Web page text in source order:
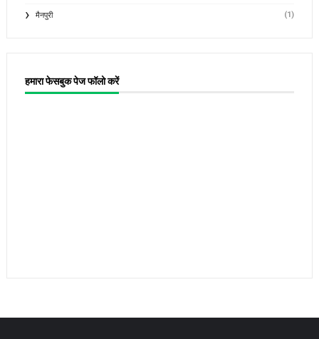
मैनपुरी (1)
हमारा फेसबुक पेज फॉलो करें